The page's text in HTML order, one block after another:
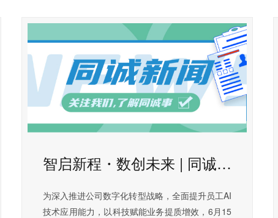
智启新程・数创未来 | 同诚集团 AI 技术专题培训圆满举办
为深入推进公司数字化转型战略，全面提升员工AI
技术应用能力，以科技赋能业务提质增效，6月15